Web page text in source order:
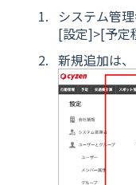
システム管
[設定]>[予定
新規追加は